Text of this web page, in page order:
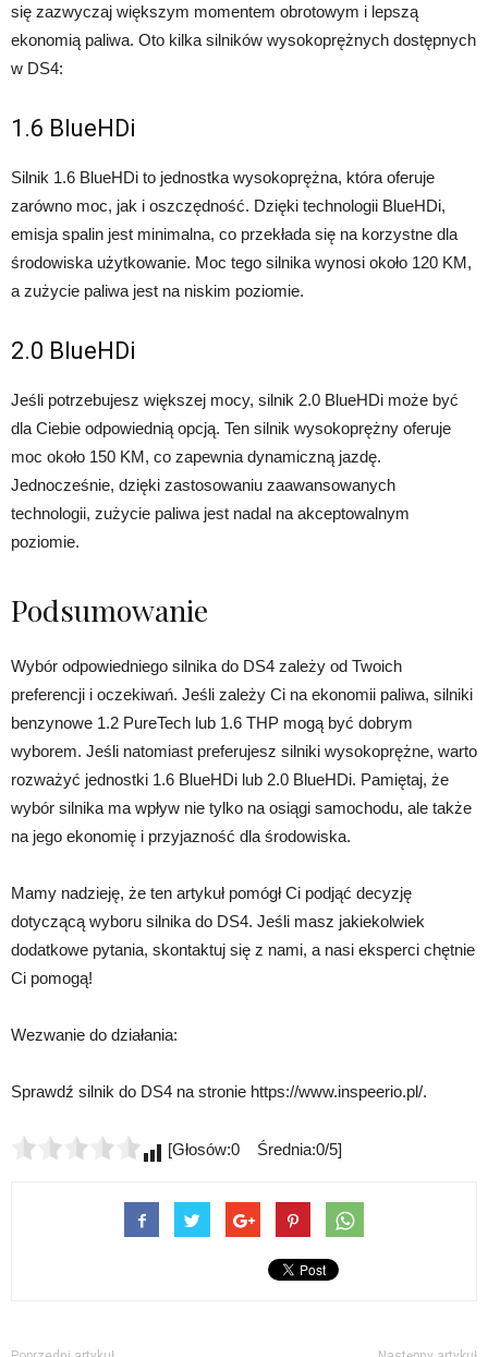
się zazwyczaj większym momentem obrotowym i lepszą
ekonomią paliwa. Oto kilka silników wysokoprężnych dostępnych
w DS4:
1.6 BlueHDi
Silnik 1.6 BlueHDi to jednostka wysokoprężna, która oferuje
zarówno moc, jak i oszczędność. Dzięki technologii BlueHDi,
emisja spalin jest minimalna, co przekłada się na korzystne dla
środowiska użytkowanie. Moc tego silnika wynosi około 120 KM,
a zużycie paliwa jest na niskim poziomie.
2.0 BlueHDi
Jeśli potrzebujesz większej mocy, silnik 2.0 BlueHDi może być
dla Ciebie odpowiednią opcją. Ten silnik wysokoprężny oferuje
moc około 150 KM, co zapewnia dynamiczną jazdę.
Jednocześnie, dzięki zastosowaniu zaawansowanych
technologii, zużycie paliwa jest nadal na akceptowalnym
poziomie.
Podsumowanie
Wybór odpowiedniego silnika do DS4 zależy od Twoich
preferencji i oczekiwań. Jeśli zależy Ci na ekonomii paliwa, silniki
benzynowe 1.2 PureTech lub 1.6 THP mogą być dobrym
wyborem. Jeśli natomiast preferujesz silniki wysokoprężne, warto
rozważyć jednostki 1.6 BlueHDi lub 2.0 BlueHDi. Pamiętaj, że
wybór silnika ma wpływ nie tylko na osiągi samochodu, ale także
na jego ekonomię i przyjazność dla środowiska.
Mamy nadzieję, że ten artykuł pomógł Ci podjąć decyzję
dotyczącą wyboru silnika do DS4. Jeśli masz jakiekolwiek
dodatkowe pytania, skontaktuj się z nami, a nasi eksperci chętnie
Ci pomogą!
Wezwanie do działania:
Sprawdź silnik do DS4 na stronie https://www.inspeerio.pl/.
[Głosów:0 Średnia:0/5]